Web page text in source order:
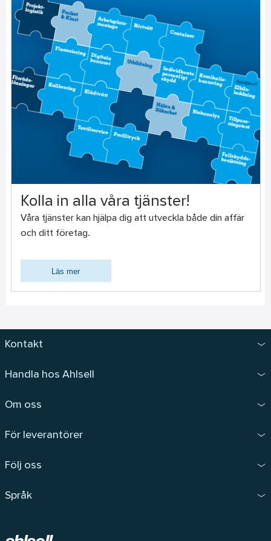
Kolla in alla våra tjänster!
Våra tjänster kan hjälpa dig att utveckla både din affär
och ditt företag.
Läs mer
Kontakt
Handla hos Ahlsell
Om oss
För leverantörer
Följ oss
Språk